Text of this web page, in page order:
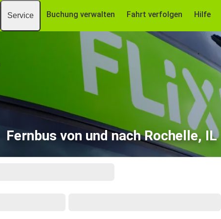
Service Buchung verwalten Fahrt verfolgen Hilfe
Fernbus von und nach Rochelle, IL